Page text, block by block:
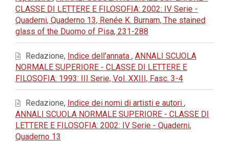
CLASSE DI LETTERE E FILOSOFIA: 2002: IV Serie -
Quaderni, Quaderno 13, Renée K. Burnam, The stained
glass of the Duomo of Pisa, 231-288
Redazione, Indice dell'annata , ANNALI SCUOLA
NORMALE SUPERIORE - CLASSE DI LETTERE E
FILOSOFIA: 1993: III Serie, Vol. XXIII, Fasc. 3-4
Redazione, Indice dei nomi di artisti e autori ,
ANNALI SCUOLA NORMALE SUPERIORE - CLASSE DI
LETTERE E FILOSOFIA: 2002: IV Serie - Quaderni,
Quaderno 13